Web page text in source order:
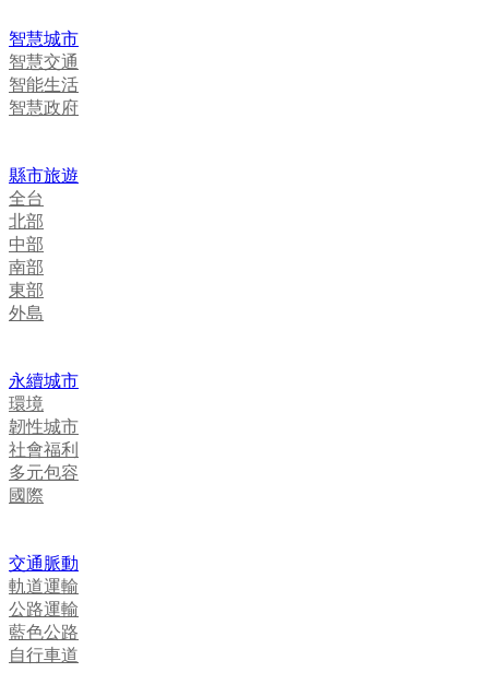
智慧城市
智慧交通
智能生活
智慧政府
縣市旅遊
全台
北部
中部
南部
東部
外島
永續城市
環境
韌性城市
社會福利
多元包容
國際
交通脈動
軌道運輸
公路運輸
藍色公路
自行車道